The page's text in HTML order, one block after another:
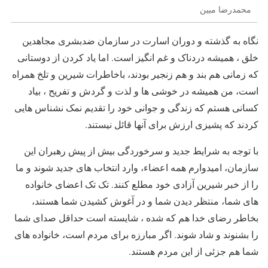
محمدرضا مبین
نگاه به گذشته و دوران اسارت در سازمان ضدبشری مجاهدین
خلق ، همیشه دردناک و غم انگیز است. اما یاد کردن از دوستانی
که زمانی هم بند و هم زنجیر بودند، باخاطرات شیرین و تلخ همراه
است، من همیشه در خوشی ها و لذت و گردش و تفریح ، بیاد
کسانی هستم که زندگی و جوانی خود را تقدیم نمک نشناس هایی
کردند که پشیزی ارزش برای آنها قائل نیستند.
با توجه به شرایط جدید و سرخوردگی بیش از پیش رهبران این
سازمان، امیدوارم همه اعضاء، وارد انتخاب های جدید شوند و ما
را از خبر شیرین آزادی خود مطلع کنند. تک تک اعضای خانواده
های شما، منتظر دیدن شما و در آغوش کشیدن شما هستند،
بخاطر رضای خدا هم که شده ، شایسته است حداقل صدای شما
را بشنوند و شاد شوند. اگر مبارزه برای مردم است، خانواده های
شما هم جزئی از این مردم هستند.